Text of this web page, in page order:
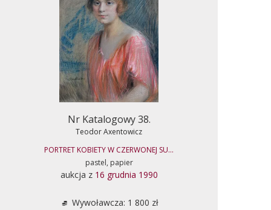
Nr Katalogowy 38.
Teodor Axentowicz
PORTRET KOBIETY W CZERWONEJ SU...
pastel, papier
aukcja z 16 grudnia 1990
Wywoławcza: 1 800 zł